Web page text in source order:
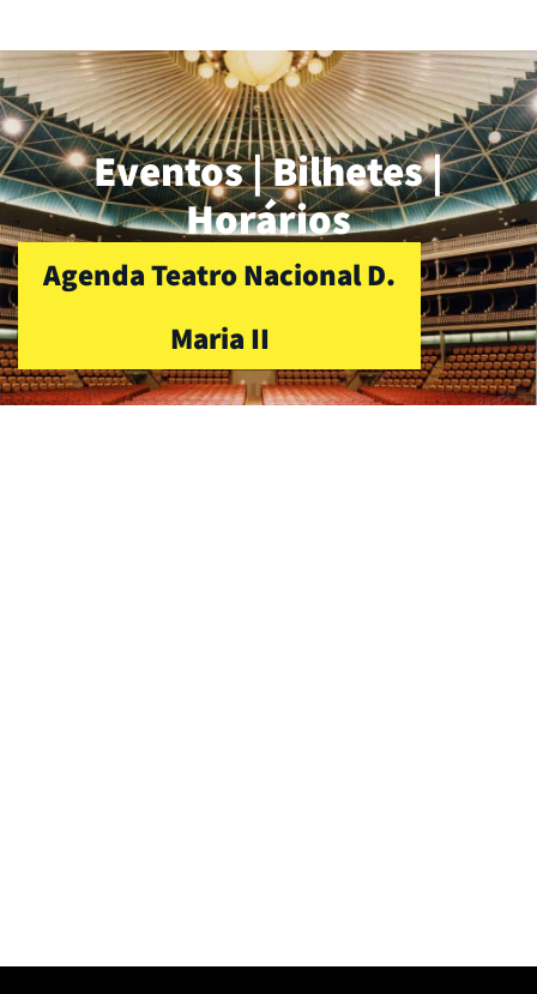
Eventos | Bilhetes |
Horários
Agenda Teatro Nacional D.
Maria II